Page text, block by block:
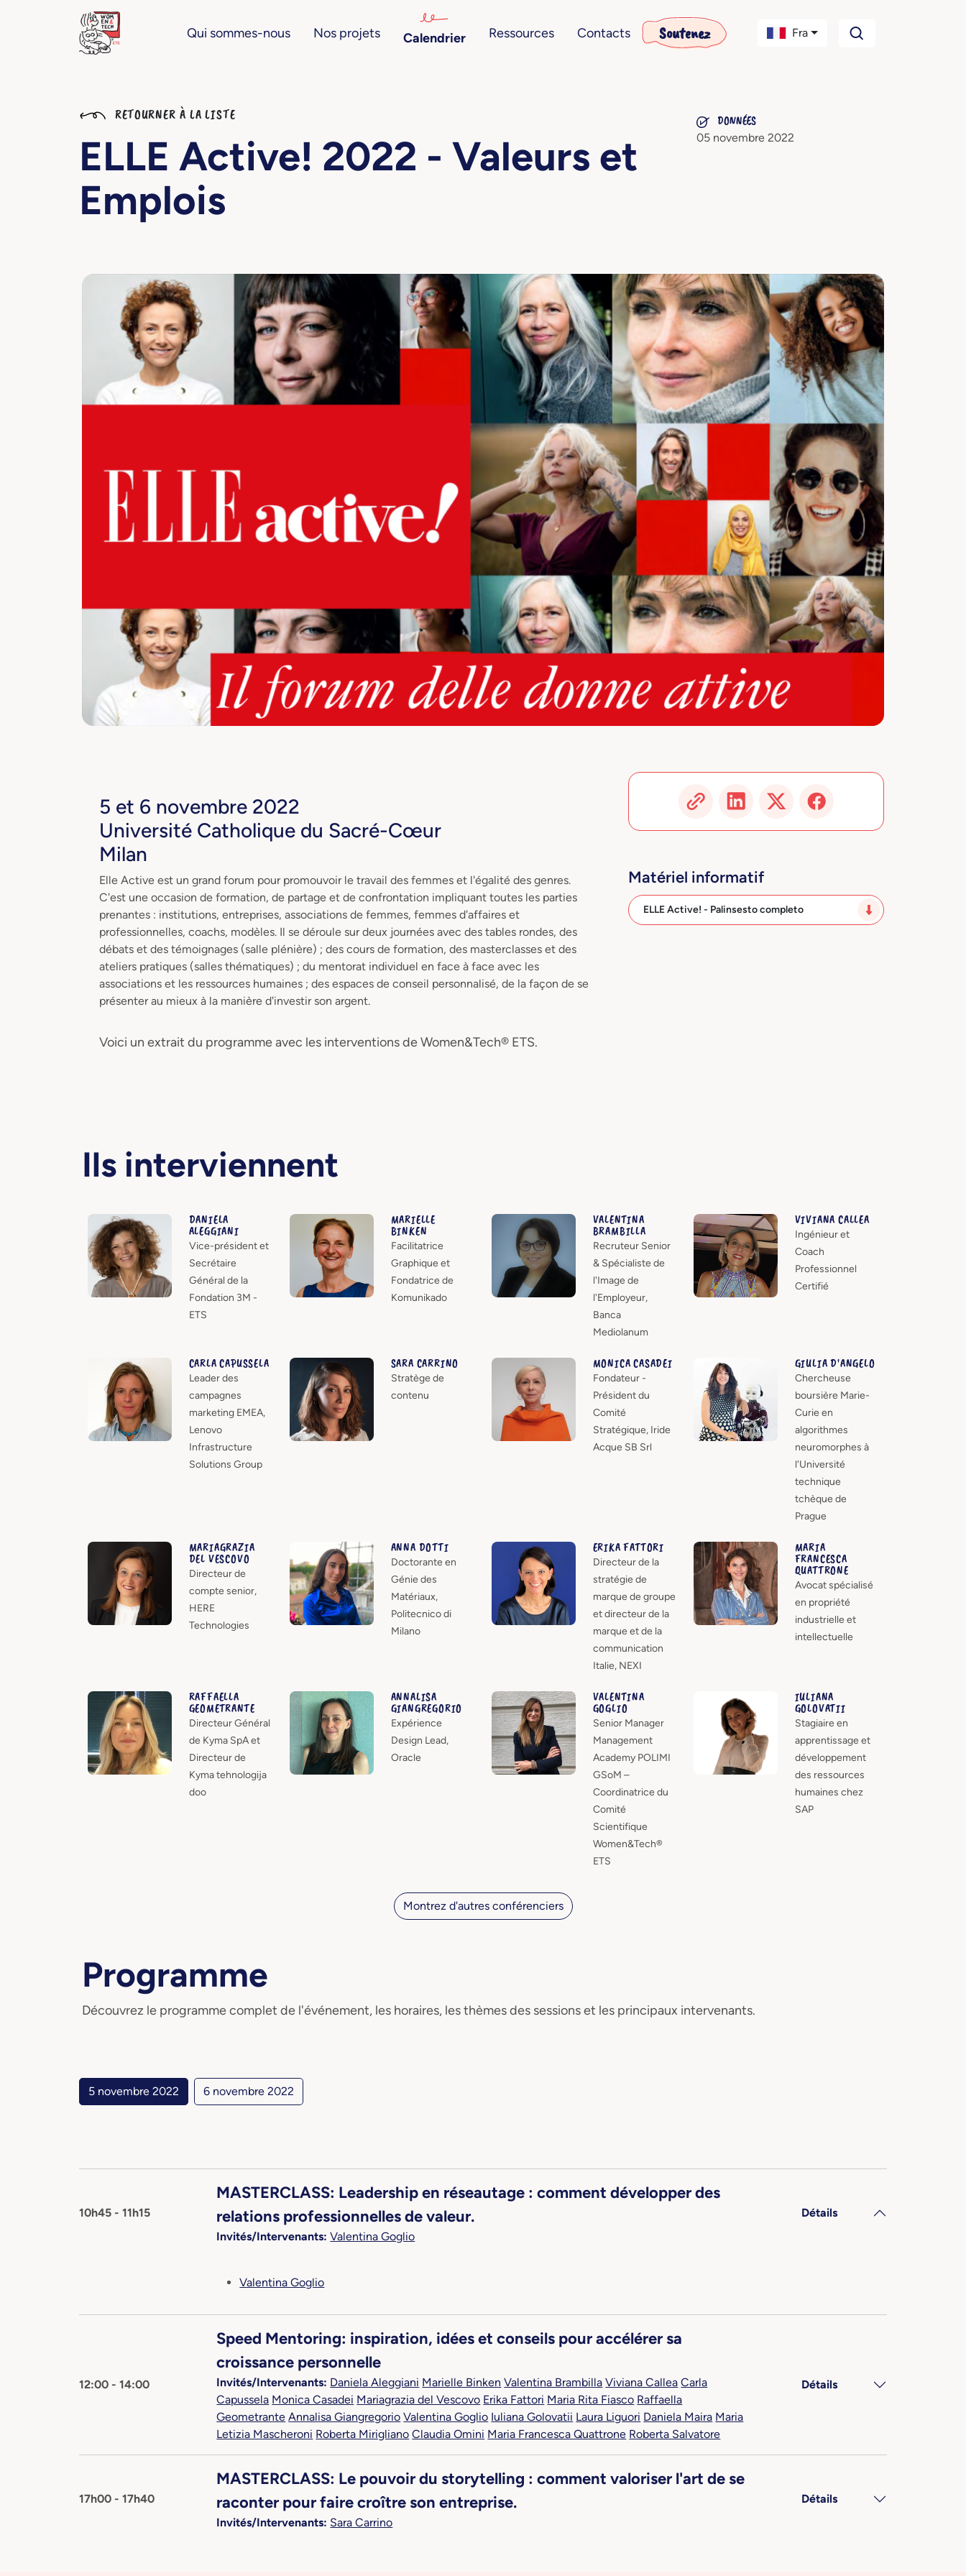
Qui sommes-nous Nos projets Calendrier Ressources Contacts Soutenez Fra
RETOURNER À LA LISTE
ELLE Active! 2022 - Valeurs et
Emplois
DONNÉES
05 novembre 2022
5 et 6 novembre 2022
Université Catholique du Sacré-Cœur
Milan
Elle Active est un grand forum pour promouvoir le travail des femmes et l'égalité des genres.
C'est une occasion de formation, de partage et de confrontation impliquant toutes les parties
prenantes : institutions, entreprises, associations de femmes, femmes d'affaires et
professionnelles, coachs, modèles. Il se déroule sur deux journées avec des tables rondes, des
débats et des témoignages (salle plénière) ; des cours de formation, des masterclasses et des
ateliers pratiques (salles thématiques) ; du mentorat individuel en face à face avec les
associations et les ressources humaines ; des espaces de conseil personnalisé, de la façon de se
présenter au mieux à la manière d'investir son argent.
Voici un extrait du programme avec les interventions de Women&Tech® ETS.
Matériel informatif
ELLE Active! - Palinsesto completo
Ils interviennent
DANIELA
ALEGGIANI
Vice-président et
Secrétaire
Général de la
Fondation 3M -
ETS
MARIELLE
BINKEN
Facilitatrice
Graphique et
Fondatrice de
Komunikado
VALENTINA
BRAMBILLA
Recruteur Senior
& Spécialiste de
l'Image de
l'Employeur,
Banca
Mediolanum
VIVIANA CALLEA
Ingénieur et
Coach
Professionnel
Certifié
CARLA CAPUSSELA
Leader des
campagnes
marketing EMEA,
Lenovo
Infrastructure
Solutions Group
SARA CARRINO
Stratège de
contenu
MONICA CASADEI
Fondateur -
Président du
Comité
Stratégique, Iride
Acque SB Srl
GIULIA D'ANGELO
Chercheuse
boursière Marie-
Curie en
algorithmes
neuromorphes à
l'Université
technique
tchèque de
Prague
MARIAGRAZIA
DEL VESCOVO
Directeur de
compte senior,
HERE
Technologies
ANNA DOTTI
Doctorante en
Génie des
Matériaux,
Politecnico di
Milano
ERIKA FATTORI
Directeur de la
stratégie de
marque de groupe
et directeur de la
marque et de la
communication
Italie, NEXI
MARIA
FRANCESCA
QUATTRONE
Avocat spécialisé
en propriété
industrielle et
intellectuelle
RAFFAELLA
GEOMETRANTE
Directeur Général
de Kyma SpA et
Directeur de
Kyma tehnologija
doo
ANNALISA
GIANGREGORIO
Expérience
Design Lead,
Oracle
VALENTINA
GOGLIO
Senior Manager
Management
Academy POLIMI
GSoM –
Coordinatrice du
Comité
Scientifique
Women&Tech®
ETS
IULIANA
GOLOVATII
Stagiaire en
apprentissage et
développement
des ressources
humaines chez
SAP
Montrez d'autres conférenciers
Programme
Découvrez le programme complet de l'événement, les horaires, les thèmes des sessions et les principaux intervenants.
5 novembre 2022 6 novembre 2022
10h45 - 11h15
MASTERCLASS: Leadership en réseautage : comment développer des
relations professionnelles de valeur.
Invités/Intervenants: Valentina Goglio
Détails
Valentina Goglio
12:00 - 14:00
Speed Mentoring: inspiration, idées et conseils pour accélérer sa
croissance personnelle
Invités/Intervenants: Daniela Aleggiani Marielle Binken Valentina Brambilla Viviana Callea Carla
Capussela Monica Casadei Mariagrazia del Vescovo Erika Fattori Maria Rita Fiasco Raffaella
Geometrante Annalisa Giangregorio Valentina Goglio Iuliana Golovatii Laura Liguori Daniela Maira Maria
Letizia Mascheroni Roberta Mirigliano Claudia Omini Maria Francesca Quattrone Roberta Salvatore
Détails
17h00 - 17h40
MASTERCLASS: Le pouvoir du storytelling : comment valoriser l'art de se
raconter pour faire croître son entreprise.
Invités/Intervenants: Sara Carrino
Détails